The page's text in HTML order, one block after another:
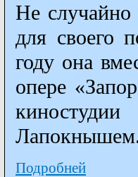
Не
для своего
году она
опере
Подробней